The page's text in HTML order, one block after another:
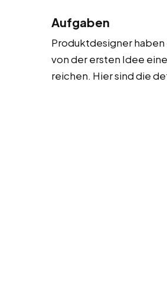
Aufgaben
Produktdesigner
von der ersten Idee
reichen. Hier sind die